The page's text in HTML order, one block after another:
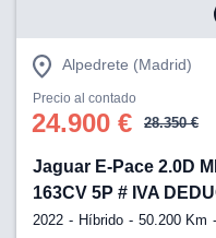
Alpedrete (Madrid)
Precio al contado
24.900 € 28.350 €
Jaguar E-Pace 2.0D
163CV 5P # IVA
2022 Híbrido 50.200 Km